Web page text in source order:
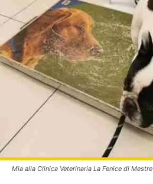
Mia alla Clinica Veterinaria La Fenice di Mestre